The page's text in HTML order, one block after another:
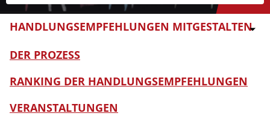
HANDLUNGSEMPFEHLUNGEN MITGESTALTEN
DER PROZESS
RANKING DER HANDLUNGSEMPFEHLUNGEN
VERANSTALTUNGEN